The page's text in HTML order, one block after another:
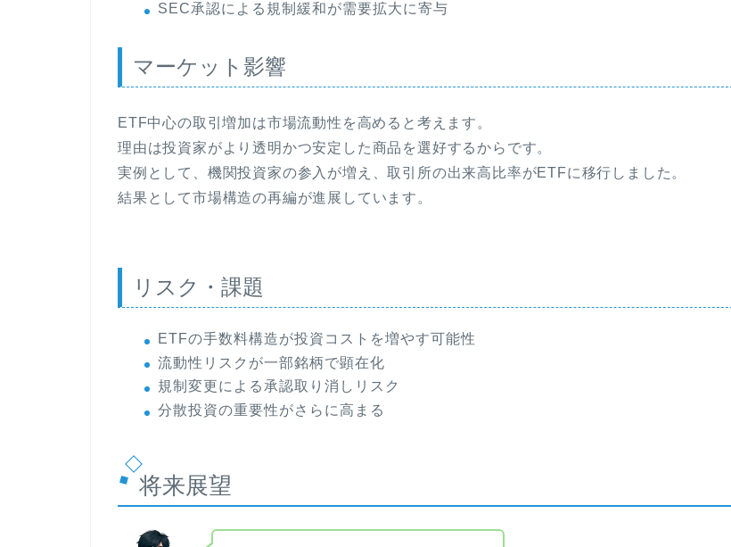
SEC承認による規制緩和が需要拡大に寄与
マーケット影響
ETF中心の取引増加は市場流動性を高めると考えます。
理由は投資家がより透明かつ安定した商品を選好するからです。
実例として、機関投資家の参入が増え、取引所の出来高比率がETFに移行しました。
結果として市場構造の再編が進展しています。
リスク・課題
ETFの手数料構造が投資コストを増やす可能性
流動性リスクが一部銘柄で顕在化
規制変更による承認取り消しリスク
分散投資の重要性がさらに高まる
将来展望